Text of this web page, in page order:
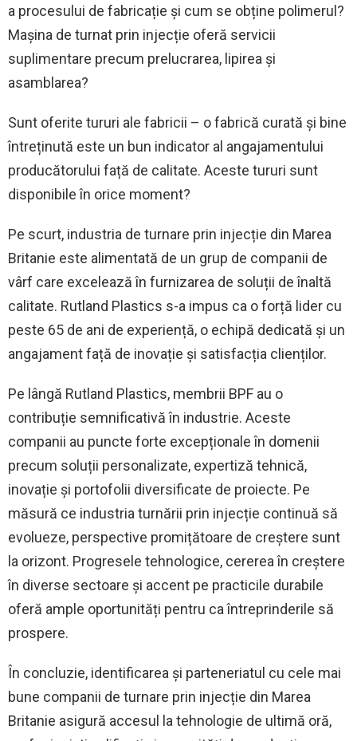
a procesului de fabricație și cum se obține polimerul?
Mașina de turnat prin injecție oferă servicii
suplimentare precum prelucrarea, lipirea și
asamblarea?
Sunt oferite tururi ale fabricii – o fabrică curată și bine
întreținută este un bun indicator al angajamentului
producătorului față de calitate. Aceste tururi sunt
disponibile în orice moment?
Pe scurt, industria de turnare prin injecție din Marea
Britanie este alimentată de un grup de companii de
vârf care excelează în furnizarea de soluții de înaltă
calitate. Rutland Plastics s-a impus ca o forță lider cu
peste 65 de ani de experiență, o echipă dedicată și un
angajament față de inovație și satisfacția clienților.
Pe lângă Rutland Plastics, membrii BPF au o
contribuție semnificativă în industrie. Aceste
companii au puncte forte excepționale în domenii
precum soluții personalizate, expertiză tehnică,
inovație și portofolii diversificate de proiecte. Pe
măsură ce industria turnării prin injecție continuă să
evolueze, perspective promițătoare de creștere sunt
la orizont. Progresele tehnologice, cererea în creștere
în diverse sectoare și accent pe practicile durabile
oferă ample oportunități pentru ca întreprinderile să
prospere.
În concluzie, identificarea și parteneriatul cu cele mai
bune companii de turnare prin injecție din Marea
Britanie asigură accesul la tehnologie de ultimă oră,